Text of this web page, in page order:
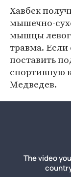
Хавбек
мышечно-
мышцы
травма. Если
поставить
спортивную
Медведев.